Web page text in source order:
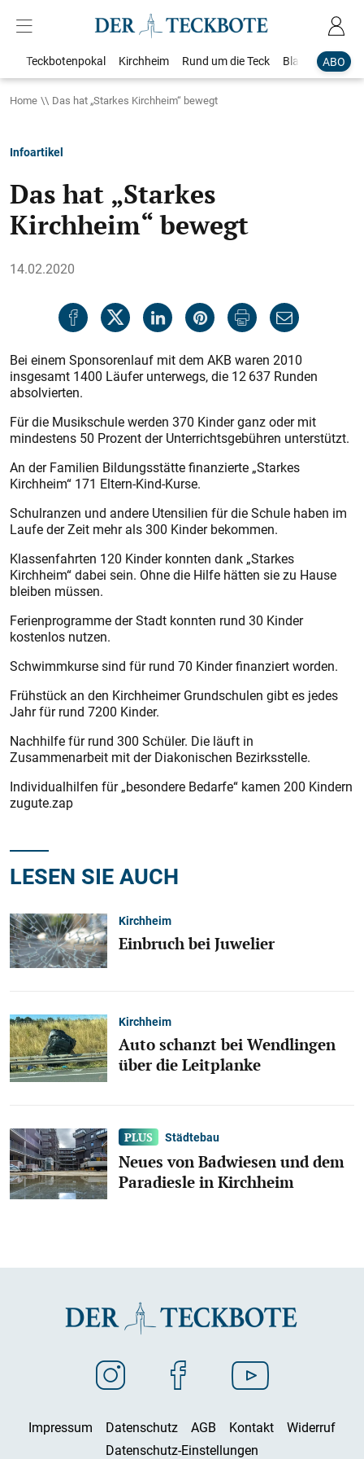
ABO
Teckbotenpokal Kirchheim Rund um die Teck Blaulicht
Home Das hat „Starkes Kirchheim“ bewegt
Infoartikel
Das hat „Starkes
Kirchheim“ bewegt
14.02.2020
Bei einem Sponsorenlauf mit dem AKB waren 2010
insgesamt 1400 Läufer unterwegs, die 12 637 Runden
absolvierten.
Für die Musikschule werden 370 Kinder ganz oder mit
mindestens 50 Prozent der Unterrichtsgebühren unterstützt.
An der Familien Bildungsstätte finanzierte „Starkes
Kirchheim“ 171 Eltern-Kind-Kurse.
Schulranzen und andere Utensilien für die Schule haben im
Laufe der Zeit mehr als 300 Kinder bekommen.
Klassenfahrten 120 Kinder konnten dank „Starkes
Kirchheim“ dabei sein. Ohne die Hilfe hätten sie zu Hause
bleiben müssen.
Ferienprogramme der Stadt konnten rund 30 Kinder
kostenlos nutzen.
Schwimmkurse sind für rund 70 Kinder finanziert worden.
Frühstück an den Kirchheimer Grundschulen gibt es jedes
Jahr für rund 7200 Kinder.
Nachhilfe für rund 300 Schüler. Die läuft in
Zusammenarbeit mit der Diakonischen Bezirksstelle.
Individualhilfen für „besondere Bedarfe“ kamen 200 Kindern
zugute.zap
LESEN SIE AUCH
Kirchheim
Einbruch bei Juwelier
Kirchheim
Auto schanzt bei Wendlingen
über die Leitplanke
Städtebau
Neues von Badwiesen und dem
Paradiesle in Kirchheim
Impressum Datenschutz AGB Kontakt
Widerruf
Datenschutz-Einstellungen